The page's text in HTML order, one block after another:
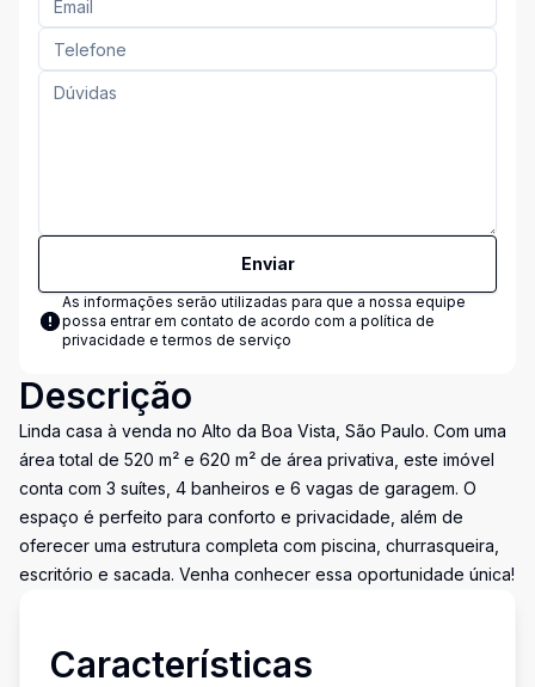
Enviar
As informações serão utilizadas para que a nossa equipe
possa entrar em contato de acordo com a política de
privacidade e termos de serviço
Descrição
Linda casa à venda no Alto da Boa Vista, São Paulo. Com uma
área total de 520 m² e 620 m² de área privativa, este imóvel
conta com 3 suítes, 4 banheiros e 6 vagas de garagem. O
espaço é perfeito para conforto e privacidade, além de
oferecer uma estrutura completa com piscina, churrasqueira,
escritório e sacada. Venha conhecer essa oportunidade única!
Características